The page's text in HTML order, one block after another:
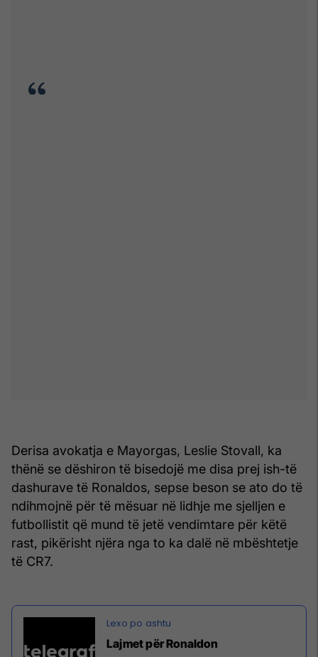
Derisa avokatja e Mayorgas, Leslie Stovall, ka
thënë se dëshiron të bisedojë me disa prej ish-të
dashurave të Ronaldos, sepse beson se ato do të
ndihmojnë për të mësuar në lidhje me sjelljen e
futbollistit që mund të jetë vendimtare për këtë
rast, pikërisht njëra nga to ka dalë në mbështetje
të CR7.
Lajmet për Ronaldon